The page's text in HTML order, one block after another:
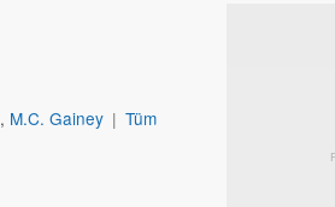
, M.C. Gainey | Tüm